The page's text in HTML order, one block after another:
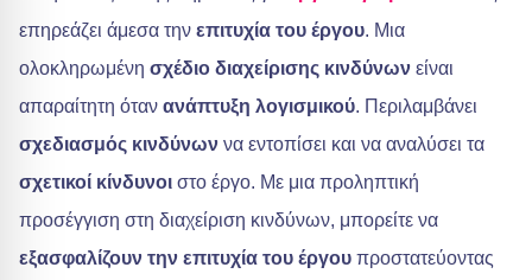
επηρεάζει άμεσα την επιτυχία του έργου. Μια
ολοκληρωμένη σχέδιο διαχείρισης κινδύνων είναι
απαραίτητη όταν ανάπτυξη λογισμικού. Περιλαμβάνει
σχεδιασμός κινδύνων να εντοπίσει και να αναλύσει τα
σχετικοί κίνδυνοι στο έργο. Με μια προληπτική
προσέγγιση στη διαχείριση κινδύνων, μπορείτε να
εξασφαλίζουν την επιτυχία του έργου προστατεύοντας